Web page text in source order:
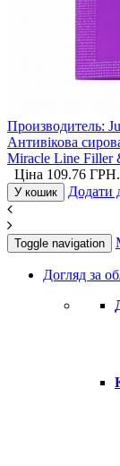
Производитель:
Антивікова
Miracle Line Filler
Ціна 109.76 ГРН.
У кошик Додати
Toggle navigation
Догляд за